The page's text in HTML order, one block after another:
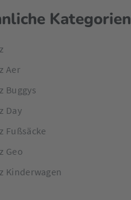
Kategorien
Aer
Buggys
Day
Fußsäcke
Geo
Kinderwagen